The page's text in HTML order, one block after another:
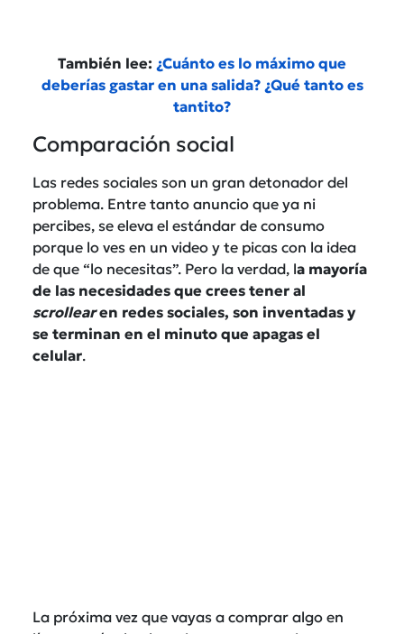
También lee: ¿Cuánto es lo máximo que
deberías gastar en una salida? ¿Qué tanto es
tantito?
Comparación social
Las redes sociales son un gran detonador del
problema. Entre tanto anuncio que ya ni
percibes, se eleva el estándar de consumo
porque lo ves en un video y te picas con la idea
de que “lo necesitas”. Pero la verdad, la mayoría
de las necesidades que crees tener al
scrollearen redes sociales, son inventadas y
se terminan en el minuto que apagas el
celular.
La próxima vez que vayas a comprar algo en